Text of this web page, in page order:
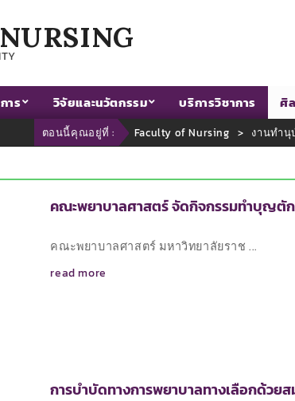
าร วิจัยและนวัตกรรม บริการวิชาการ ศิ
ตอนนี้คุณอยู่ที่ : Faculty of Nursing > งานทำ
คณะพยาบาลศาสตร์ จัดกิจกรรมทำบุญตั
คณะพยาบาลศาสตร์ มหาวิทยาลัยราช ...
read more
การบำบัดทางการพยาบาลทางเลือกด้ว